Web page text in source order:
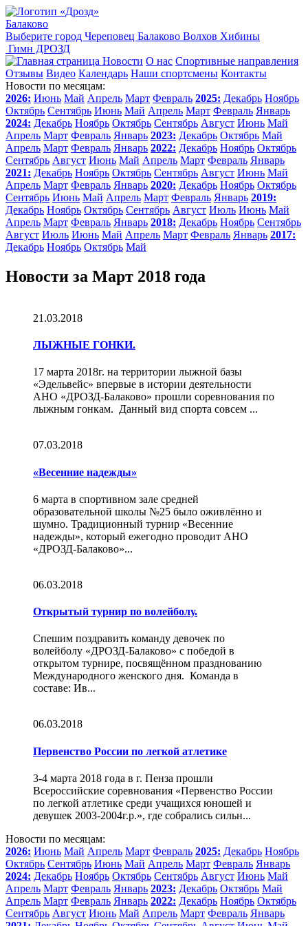
Балаково
Выберите город Череповец Балаково Волхов Хибины
Гимн ДРОЗД
Новости О нас Спортивные направления
Отзывы Видео Календарь Наши спортсмены Контакты
Новости по месяцам:
2026: Июнь Май Апрель Март Февраль 2025: Декабрь Ноябрь
Октябрь Сентябрь Июнь Май Апрель Март Февраль Январь
2024: Декабрь Ноябрь Октябрь Сентябрь Август Июнь Май
Апрель Март Февраль Январь 2023: Декабрь Октябрь Май
Апрель Март Февраль Январь 2022: Декабрь Ноябрь Октябрь
Сентябрь Август Июнь Май Апрель Март Февраль Январь
2021: Декабрь Ноябрь Октябрь Сентябрь Август Июнь Май
Апрель Март Февраль Январь 2020: Декабрь Ноябрь Октябрь
Сентябрь Июнь Май Апрель Март Февраль Январь 2019:
Декабрь Ноябрь Октябрь Сентябрь Август Июль Июнь Май
Апрель Март Февраль Январь 2018: Декабрь Ноябрь Сентябрь
Август Июль Июнь Май Апрель Март Февраль Январь 2017:
Декабрь Ноябрь Октябрь Май
Новости за Март 2018 года
21.03.2018
ЛЫЖНЫЕ ГОНКИ.
17 марта 2018г. на территории лыжной базы
«Эдельвейс» впервые в истории деятельности
АНО «ДРОЗД-Балаково» прошли соревнования по
лыжным гонкам. Данный вид спорта совсем ...
07.03.2018
«Весенние надежды»
6 марта в спортивном зале средней
образовательной школы №25 было оживлённо и
шумно. Традиционный турнир «Весенние
надежды», который ежегодно проводит АНО
«ДРОЗД-Балаково»...
06.03.2018
Открытый турнир по волейболу.
Спешим поздравить команду девочек по
волейболу «ДРОЗД-Балаково» с победой в
открытом турнире, посвящённом празднованию
Международного женского дня. Команда в
составе: Ив...
06.03.2018
Первенство России по легкой атлетике
3-4 марта 2018 года в г. Пенза прошли
Всероссийские соревнования «Первенство России
по легкой атлетике среди учащихся юношей и
девушек 2003-2004г.р.», где собрались сильн...
Новости по месяцам:
2026: Июнь Май Апрель Март Февраль 2025: Декабрь Ноябрь
Октябрь Сентябрь Июнь Май Апрель Март Февраль Январь
2024: Декабрь Ноябрь Октябрь Сентябрь Август Июнь Май
Апрель Март Февраль Январь 2023: Декабрь Октябрь Май
Апрель Март Февраль Январь 2022: Декабрь Ноябрь Октябрь
Сентябрь Август Июнь Май Апрель Март Февраль Январь